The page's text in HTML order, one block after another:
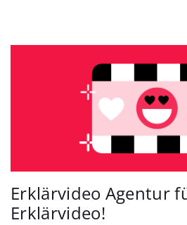
Erklärvideo Agentur
Erklärvideo!